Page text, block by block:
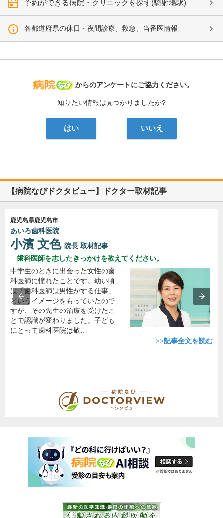
予約ができる病院・クリニックを探す(騎射場駅)
各都道府県の休日・夜間診療、救急、当番医情報
病院なび
からのアンケートにご協力ください。
知りたい情報は見つかりましたか?
はい いいえ
【病院なびドクタビュー】ドクター取材記事
鹿児島県鹿児島市
あいろ歯科医院
小濱 文色 院長 取材記事
歯科医師を志したきっかけを教えてください。
中学生のときに出会った女性の歯
科医師に憧れたことです。幼い頃
は「歯科医師は男性がする仕事」
というイメージをもっていたので
すが、その先生の治療を受けたこ
とで認識が変わりました。子ども
にとって歯科医院は敬…
>>記事全文を読む